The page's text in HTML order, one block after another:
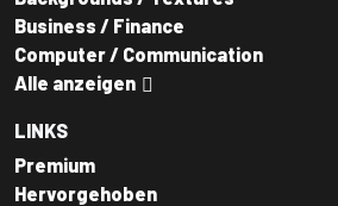
Business / Finance
Computer / Communication
Alle anzeigen
LINKS
Premium
Hervorgehoben